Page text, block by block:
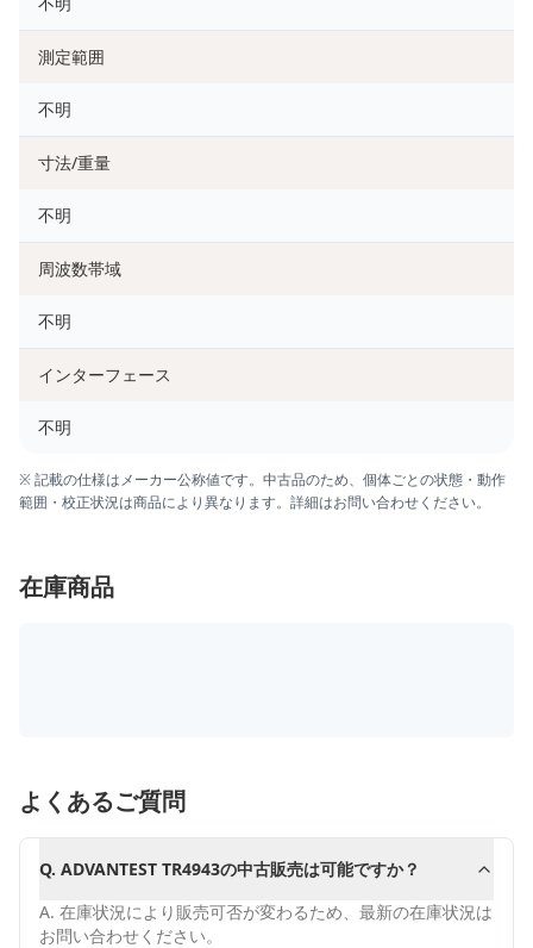
測定範囲
不明
寸法/重量
不明
周波数帯域
不明
インターフェース
不明
※ 記載の仕様はメーカー公称値です。中古品のため、個体ごとの状態・動作
範囲・校正状況は商品により異なります。詳細はお問い合わせください。
在庫商品
よくあるご質問
Q. ADVANTEST TR4943の中古販売は可能ですか？
A. 在庫状況により販売可否が変わるため、最新の在庫状況は
お問い合わせください。